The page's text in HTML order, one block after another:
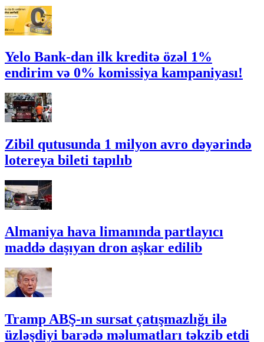
Yelo Bank-dan ilk kreditə özəl 1%
endirim və 0% komissiya kampaniyası!
Zibil qutusunda 1 milyon avro dəyərində
lotereya bileti tapılıb
Almaniya hava limanında partlayıcı
maddə daşıyan dron aşkar edilib
Tramp ABŞ-ın sursat çatışmazlığı ilə
üzləşdiyi barədə məlumatları təkzib etdi